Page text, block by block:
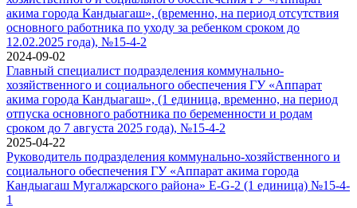
акима города Кандыагаш», (временно, на период отсутствия
основного работника по уходу за ребенком сроком до
12.02.2025 года), №15-4-2
2024-09-02
Главный специалист подразделения коммунально-
хозяйственного и социального обеспечения ГУ «Аппарат
акима города Кандыагаш», (1 единица, временно, на период
отпуска основного работника по беременности и родам
сроком до 7 августа 2025 года), №15-4-2
2025-04-22
Руководитель подразделения коммунально-хозяйственного и
социального обеспечения ГУ «Аппарат акима города
Кандыагаш Мугалжарского района» E-G-2 (1 единица) №15-4-
1